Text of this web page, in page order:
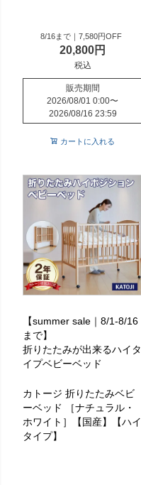
8/16まで｜7,580円OFF
20,800
税込
販売期間
2026/08/01 0:00〜
2026/08/16 23:59
カートに入れる
【summer sale｜8/1-8/16
まで】
折りたたみが出来るハイタ
イプベビーベッド
カトージ 折りたたみベビ
ーベッド ［ナチュラル・
ホワイト］【国産】【ハイ
タイプ】